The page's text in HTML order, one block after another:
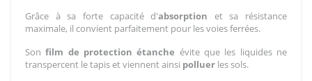
Grâce à sa forte capacité d'absorption et sa résistance
maximale, il convient parfaitement pour les voies ferrées.
Sonfilm de protection étanche évite que les liquides ne
transpercent le tapis et viennent ainsi polluer les sols.